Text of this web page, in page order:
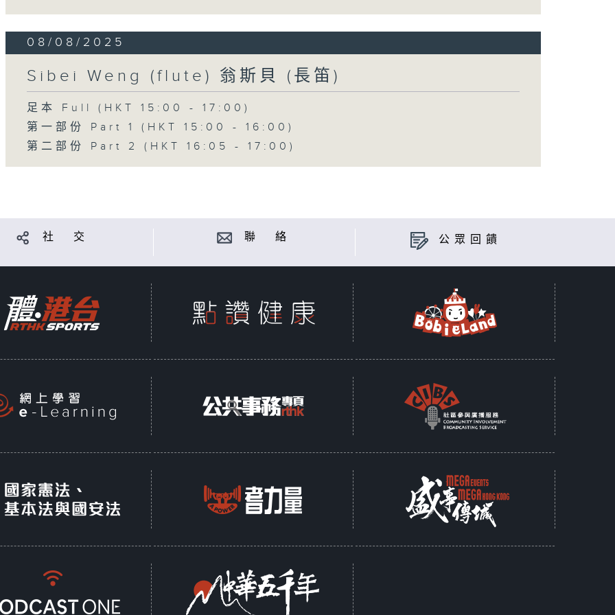
08/08/2025
Sibei Weng (flute) 翁斯貝 (長笛)
足本 Full (HKT 15:00 - 17:00)
第一部份 Part 1 (HKT 15:00 - 16:00)
第二部份 Part 2 (HKT 16:05 - 17:00)
社 交 聯 絡 公眾回饋